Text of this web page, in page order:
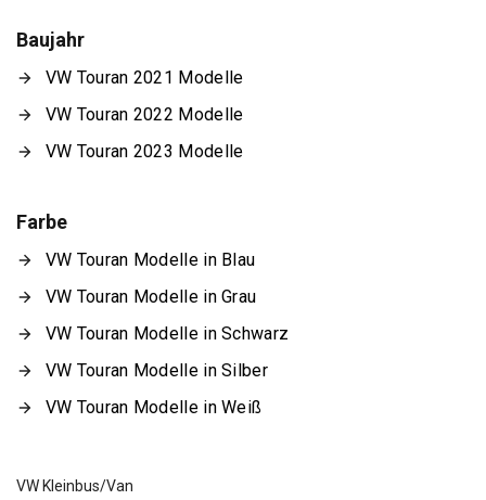
Baujahr
VW Touran 2021 Modelle
VW Touran 2022 Modelle
VW Touran 2023 Modelle
Farbe
VW Touran Modelle in Blau
VW Touran Modelle in Grau
VW Touran Modelle in Schwarz
VW Touran Modelle in Silber
VW Touran Modelle in Weiß
VW Kleinbus/Van